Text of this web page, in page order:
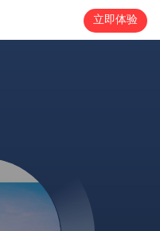
立即体验